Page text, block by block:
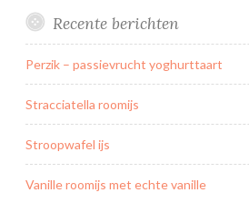
l
Recente berichten
Perzik – passievrucht yoghurttaart
Stracciatella roomijs
Stroopwafel ijs
Vanille roomijs met echte vanille